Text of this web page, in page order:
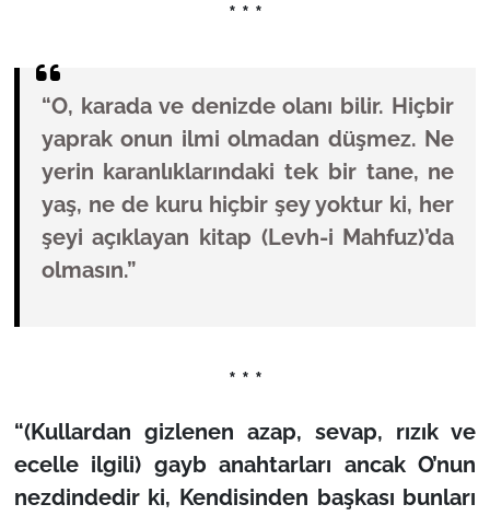
* * *
“O, karada ve denizde olanı bilir. Hiçbir
yaprak onun ilmi olmadan düşmez. Ne
yerin karanlıklarındaki tek bir tane, ne
yaş, ne de kuru hiçbir şey yoktur ki, her
şeyi açıklayan kitap (Levh-i Mahfuz)’da
olmasın.”
* * *
“(Kullardan gizlenen azap, sevap, rızık ve
ecelle ilgili) gayb anahtarları ancak O’nun
nezdindedir ki, Kendisinden başkası bunları